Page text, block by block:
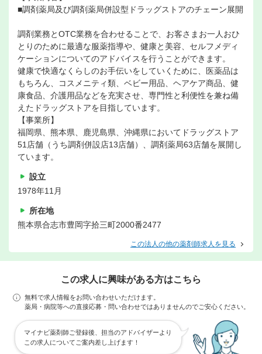
■調剤薬局及び調剤薬局併設型ドラッグストアのチェーン展開
調剤業務とOTC業務を合わせることで、お客さまお一人おひ
とりのために最適な服薬指導や、健康と美容、セルフメディ
ケーションについてのアドバイスを行うことができます。
健康で快適なくらしのお手伝いをしていくために、医薬品は
もちろん、コスメニティ類、ベビー用品、ヘアケア商品、健
康食品、介護用品などを充実させ、専門性と利便性を兼ね備
えたドラッグストアを目指しています。
【事業所】
福岡県、熊本県、鹿児島県、沖縄県においてドラッグストア
51店舗（うち調剤併設店13店舗）、調剤薬局63店舗を展開し
ています。
設立
1978年11月
所在地
熊本県合志市豊岡字拾三町2000番2477
この法人の他の薬剤師求人を見る
この求人に興味がある方はこちら
無料で求人情報をお問い合わせいただけます。
薬局・病院等への直接応募・問い合わせではありませんのでご安心ください。
マイナビ薬剤師ご登録後、担当のアドバイザーより
この求人についてご案内差し上げます！